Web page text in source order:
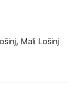
Mali Lošinj